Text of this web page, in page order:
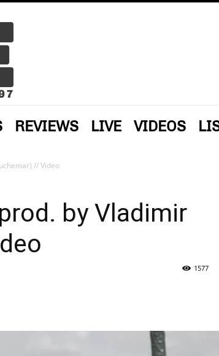
REVIEWS LIVE VIDEOS
// Video
by Vladimir
1577